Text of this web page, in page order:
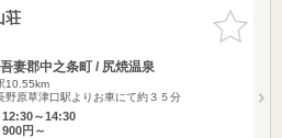
お気に入
りに追加
荘
妻郡中之条町 / 尻焼温泉
10.55km
原草津口駅よりお車にて約３５分
～14:30
円～